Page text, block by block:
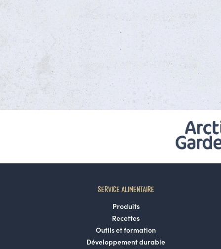
SERVICE ALIMENTAIRE
Produits
Recettes
Outils et formation
Développement durable